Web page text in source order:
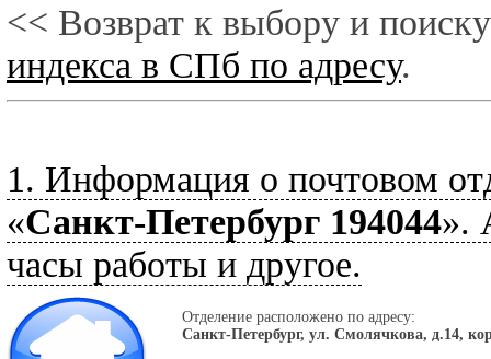
<< Возврат к выбору и
индекса в СПб по адресу.
1. Информация о почтовом
«Санкт-Петербург 194044».
часы работы и другое.
Отделение расположено по адресу:
Санкт-Петербург, ул. Смолячкова, д.14,